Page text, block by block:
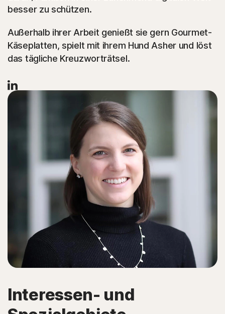
besser zu schützen.
Außerhalb ihrer Arbeit genießt sie gern Gourmet-
Käseplatten, spielt mit ihrem Hund Asher und löst
das tägliche Kreuzworträtsel.
Interessen- und